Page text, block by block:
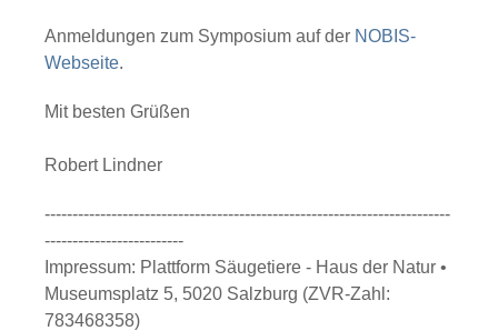
Anmeldungen zum Symposium auf der NOBIS-
Webseite.
Mit besten Grüßen
Robert Lindner
-------------------------------------------------------------------------
-------------------------
Impressum: Plattform Säugetiere - Haus der Natur •
Museumsplatz 5, 5020 Salzburg (ZVR-Zahl:
783468358)